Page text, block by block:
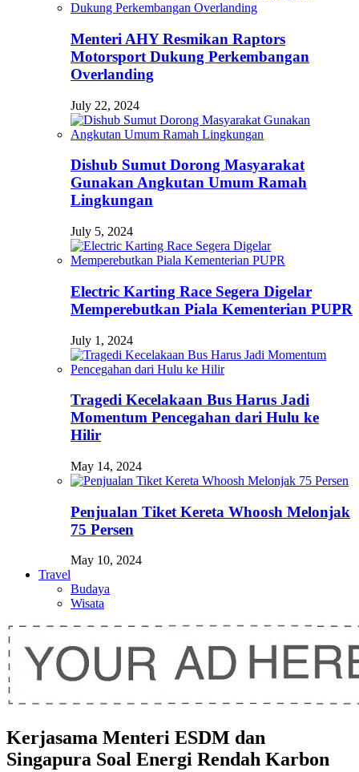
Menteri AHY Resmikan Raptors
Motorsport Dukung Perkembangan
Overlanding
July 22, 2024
Dishub Sumut Dorong Masyarakat
Gunakan Angkutan Umum Ramah
Lingkungan
July 5, 2024
Electric Karting Race Segera Digelar
Memperebutkan Piala Kementerian PUPR
July 1, 2024
Tragedi Kecelakaan Bus Harus Jadi
Momentum Pencegahan dari Hulu ke
Hilir
May 14, 2024
Penjualan Tiket Kereta Whoosh Melonjak
75 Persen
May 10, 2024
Travel
Budaya
Wisata
Kerjasama Menteri ESDM dan
Singapura Soal Energi Rendah Karbon